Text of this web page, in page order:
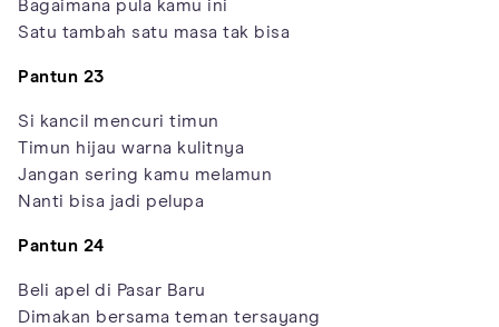
Bagaimana pula kamu ini
Satu tambah satu masa tak bisa
Pantun 23
Si kancil mencuri timun
Timun hijau warna kulitnya
Jangan sering kamu melamun
Nanti bisa jadi pelupa
Pantun 24
Beli apel di Pasar Baru
Dimakan bersama teman tersayang